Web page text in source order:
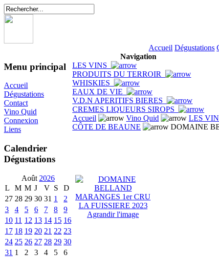
Accueil Dégustations
Menu principal
Accueil
Dégustations
Contact
Vino Quid
Connexion
Liens
Calendrier
Dégustations
Août 2026
L
M M J V S
D
27 28 29 30 31 1
2
3
4 5 6 7 8
9
10 11 12 13 14 15 16
17 18 19 20 21 22 23
24 25 26 27 28 29 30
31 1 2 3 4 5 6
Navigation
LES VINS
PRODUITS DU TERROIR
WHISKIES
EAUX DE VIE
V.D.N APERITIFS BIERES
CREMES LIQUEURS SIROPS
Accueil
Vino Quid
LES
CÔTE DE BEAUNE
DOMAINE
Agrandir l'image